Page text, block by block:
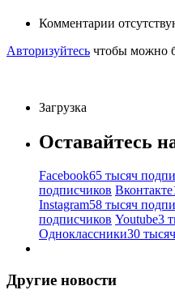
Комментарии
Авторизуйтесь чтобы можно
Загрузка
Оставайтесь
Facebook65 тысяч
подписчиков Вконтакте
Instagram58 тысяч
подписчиков Youtube3
Одноклассники30
Другие новости